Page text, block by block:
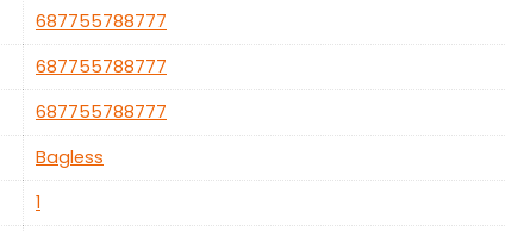
‎687755788777
‎687755788777
‎687755788777
‎Bagless
‎1